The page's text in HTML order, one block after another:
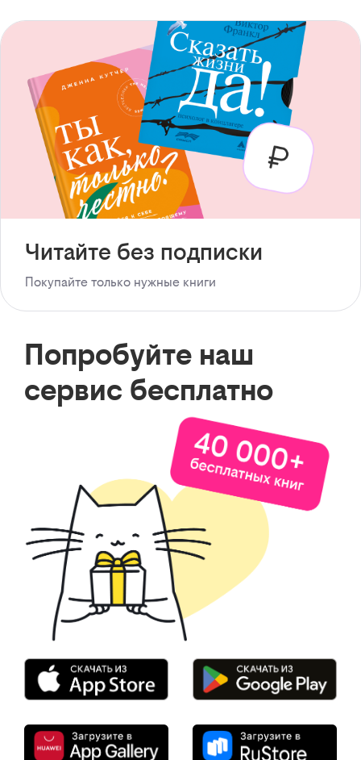
Читайте без подписки
Покупайте только нужные книги
Попробуйте наш
сервис бесплатно